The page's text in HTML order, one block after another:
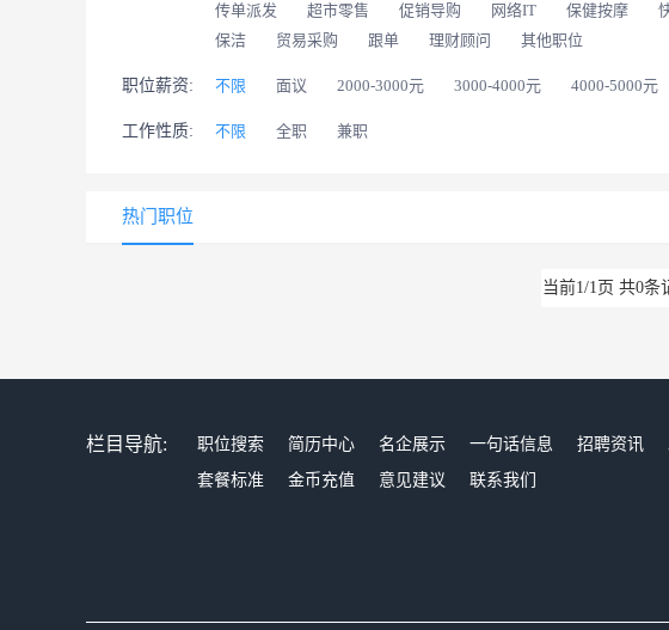
传单派发
超市零售 促销导购 网络IT 保健按摩
保洁
贸易采购 跟单 理财顾问 其他职位
职位薪资: 不限 面议 2000-3000元 3000-4000元 4000-5000元
工作性质: 不限 全职 兼职
热门职位
当前1/1页 共0条
栏目导航: 职位搜索 简历中心 名企展示 一句话信息 招聘资讯
套餐标准
金币充值 意见建议 联系我们